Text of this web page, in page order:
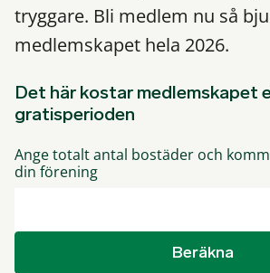
tryggare. Bli medlem nu så
medlemskapet hela 2026.
Det här kostar medlemskapet
gratisperioden
Ange totalt antal bostäder och
din förening
Beräkna